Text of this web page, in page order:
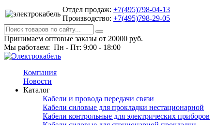
Отдел продаж: +7(495)798-04-13
Производство: +7(495)798-29-05
Принимаем оптовые заказы от 20000 руб.
Мы работаем: Пн - Пт: 9:00 - 18:00
Компания
Новости
Каталог
Кабели и провода передачи связи
Кабели силовые для прокладки нестационарной
Кабели контрольные для электрических приборов